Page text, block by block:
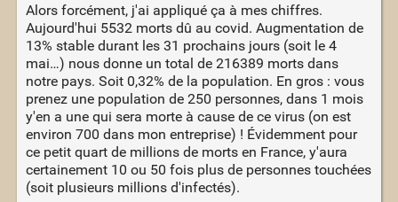
Alors forcément, j'ai appliqué ça à mes chiffres.
Aujourd'hui 5532 morts dû au covid. Augmentation de
13% stable durant les 31 prochains jours (soit le 4
mai…) nous donne un total de 216389 morts dans
notre pays. Soit 0,32% de la population. En gros : vous
prenez une population de 250 personnes, dans 1 mois
y'en a une qui sera morte à cause de ce virus (on est
environ 700 dans mon entreprise) ! Évidemment pour
ce petit quart de millions de morts en France, y'aura
certainement 10 ou 50 fois plus de personnes touchées
(soit plusieurs millions d'infectés).